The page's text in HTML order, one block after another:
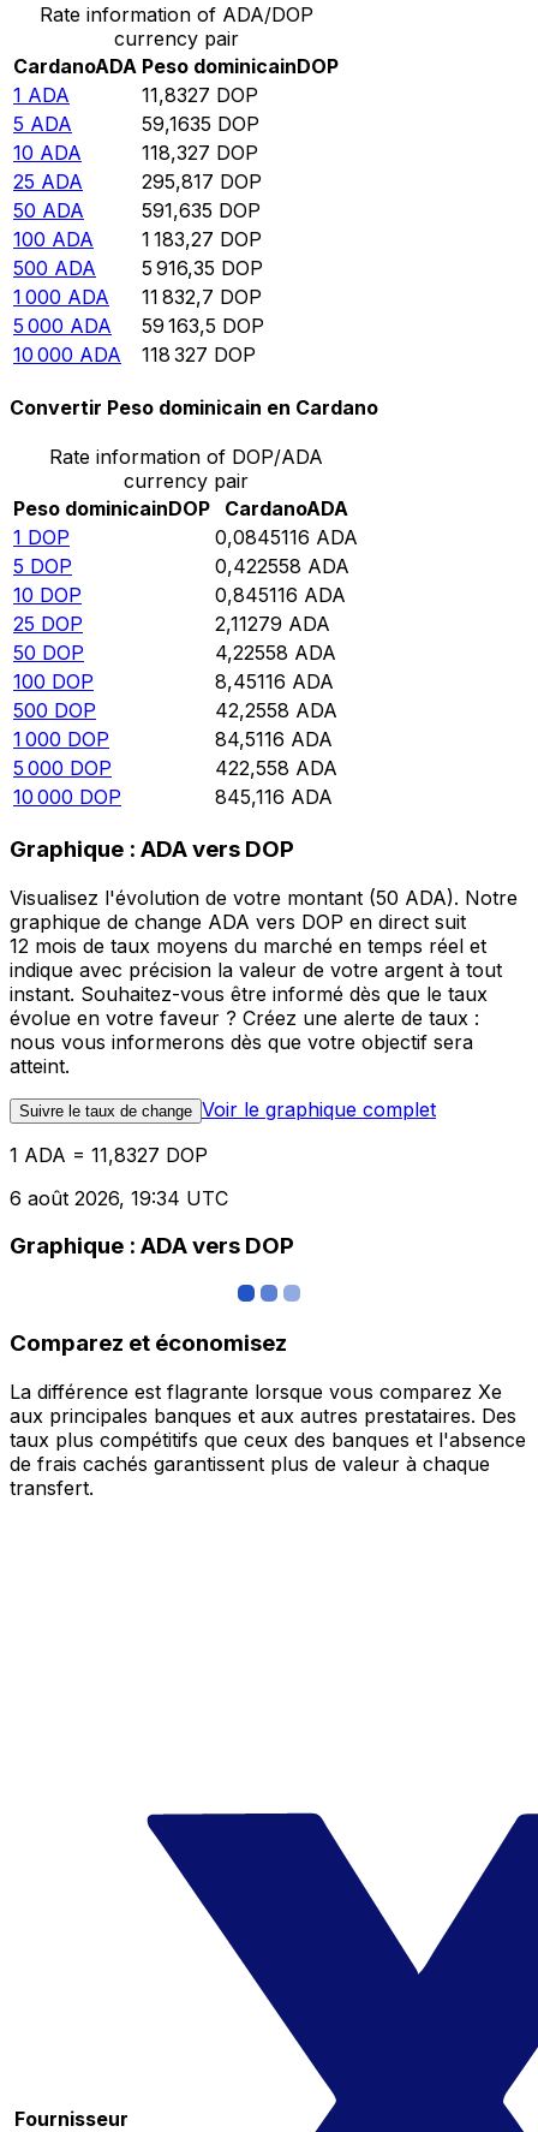
Rate information of ADA/DOP
currency pair
CardanoADA Peso dominicainDOP
1 ADA 11,8327 DOP
5 ADA 59,1635 DOP
10 ADA 118,327 DOP
25 ADA 295,817 DOP
50 ADA 591,635 DOP
100 ADA 1 183,27 DOP
500 ADA 5 916,35 DOP
1 000 ADA 11 832,7 DOP
5 000 ADA 59 163,5 DOP
10 000 ADA 118 327 DOP
Convertir Peso dominicain en Cardano
Rate information of DOP/ADA
currency pair
Peso dominicainDOP CardanoADA
1 DOP 0,0845116 ADA
5 DOP 0,422558 ADA
10 DOP 0,845116 ADA
25 DOP 2,11279 ADA
50 DOP 4,22558 ADA
100 DOP 8,45116 ADA
500 DOP 42,2558 ADA
1 000 DOP 84,5116 ADA
5 000 DOP 422,558 ADA
10 000 DOP 845,116 ADA
Graphique : ADA vers DOP
Visualisez l'évolution de votre montant (50 ADA). Notre
graphique de change ADA vers DOP en direct suit
12 mois de taux moyens du marché en temps réel et
indique avec précision la valeur de votre argent à tout
instant. Souhaitez-vous être informé dès que le taux
évolue en votre faveur ? Créez une alerte de taux :
nous vous informerons dès que votre objectif sera
atteint.
Suivre le taux de change Voir le graphique complet
1 ADA = 11,8327 DOP
6 août 2026, 19:34 UTC
Graphique : ADA vers DOP
Comparez et économisez
La différence est flagrante lorsque vous comparez Xe
aux principales banques et aux autres prestataires. Des
taux plus compétitifs que ceux des banques et l'absence
de frais cachés garantissent plus de valeur à chaque
transfert.
Fournisseur